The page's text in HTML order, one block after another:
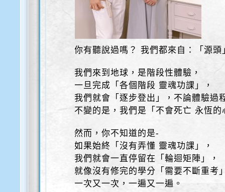
你有聽說過嗎？ 我們都來自：「源頭
我們來到地球，是階段性體驗，
一旦完成「各個階段 靈魂功課」，
我們就會「逐步登出」，不論體驗過
不變的是，我們是「不會死亡 永恆的
然而，你不知道的是-
如果始終「沒有弄懂 靈魂功課」，
我們就會一直停留在「輪迴矩陣」，
就像沒有修完的學分「需要不斷重考
一次又一次，一遍又一遍。